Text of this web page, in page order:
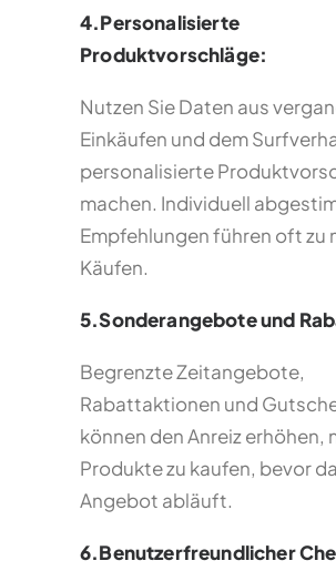
4.Personalisierte
Produktvorschläge:
Nutzen Sie Daten aus
Einkäufen und dem
personalisierte
machen. Individuell
Empfehlungen führen oft zu
Käufen.
5.Sonderangebote und
Begrenzte Zeitangebote,
Rabattaktionen und
können den Anreiz erhöhen,
Produkte zu kaufen, bevor
Angebot abläuft.
6.Benutzerfreundlicher